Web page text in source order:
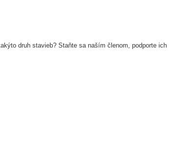
druh stavieb? Staňte sa naším členom, podporte ich